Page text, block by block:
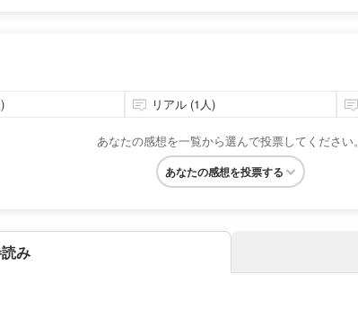
リアル (1人)
あなたの感想を一覧から選んで投票してください。
あなたの感想を投票する
み